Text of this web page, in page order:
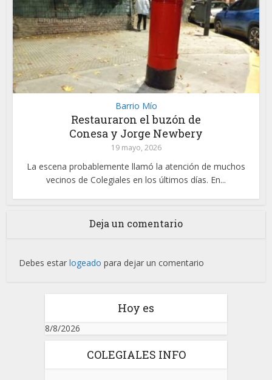
Barrio Mío
Restauraron el buzón de
Conesa y Jorge Newbery
19 mayo, 2026
La escena probablemente llamó la atención de muchos
vecinos de Colegiales en los últimos días. En...
Deja un comentario
Debes estarlogeado para dejar un comentario
Hoy es
8/8/2026
COLEGIALES INFO